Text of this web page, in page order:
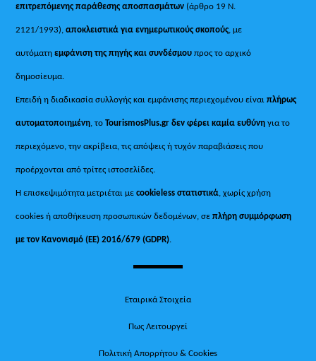
επιτρεπόμενης παράθεσης αποσπασμάτων (άρθρο 19 Ν.
2121/1993), αποκλειστικά για ενημερωτικούς σκοπούς, με
αυτόματηεμφάνιση της πηγής και συνδέσμου προς το αρχικό
δημοσίευμα.
Επειδή η διαδικασία συλλογής και εμφάνισης περιεχομένου είναιπλήρως
αυτοματοποιημένη, τοTourismosPlus.gr δεν φέρει καμία ευθύνη για το
περιεχόμενο, την ακρίβεια, τις απόψεις ή τυχόν παραβιάσεις που
προέρχονται από τρίτες ιστοσελίδες.
Η επισκεψιμότητα μετριέται μεcookieless στατιστικά, χωρίς χρήση
cookies ή αποθήκευση προσωπικών δεδομένων, σεπλήρη συμμόρφωση
με τον Κανονισμό (ΕΕ) 2016/679 (GDPR).
Εταιρικά Στοιχεία
Πως Λειτουργεί
Πολιτική Απορρήτου & Cookies